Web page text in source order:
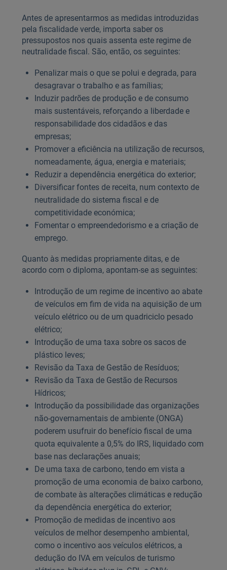
Antes de apresentarmos as medidas introduzidas
pela fiscalidade verde, importa saber os
pressupostos nos quais assenta este regime de
neutralidade fiscal. São, então, os seguintes:
Penalizar mais o que se polui e degrada, para
desagravar o trabalho e as famílias;
Induzir padrões de produção e de consumo
mais sustentáveis, reforçando a liberdade e
responsabilidade dos cidadãos e das
empresas;
Promover a eficiência na utilização de recursos,
nomeadamente, água, energia e materiais;
Reduzir a dependência energética do exterior;
Diversificar fontes de receita, num contexto de
neutralidade do sistema fiscal e de
competitividade económica;
Fomentar o empreendedorismo e a criação de
emprego.
Quanto às medidas propriamente ditas, e de
acordo com o diploma, apontam-se as seguintes:
Introdução de um regime de incentivo ao abate
de veículos em fim de vida na aquisição de um
veículo elétrico ou de um quadriciclo pesado
elétrico;
Introdução de uma taxa sobre os sacos de
plástico leves;
Revisão da Taxa de Gestão de Resíduos;
Revisão da Taxa de Gestão de Recursos
Hídricos;
Introdução da possibilidade das organizações
não-governamentais de ambiente (ONGA)
poderem usufruir do benefício fiscal de uma
quota equivalente a 0,5% do IRS, liquidado com
base nas declarações anuais;
De uma taxa de carbono, tendo em vista a
promoção de uma economia de baixo carbono,
de combate às alterações climáticas e redução
da dependência energética do exterior;
Promoção de medidas de incentivo aos
veículos de melhor desempenho ambiental,
como o incentivo aos veículos elétricos, a
dedução do IVA em veículos de turismo